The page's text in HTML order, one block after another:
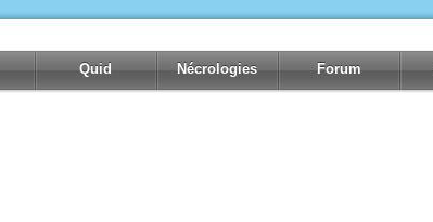
Quid Nécrologies Forum